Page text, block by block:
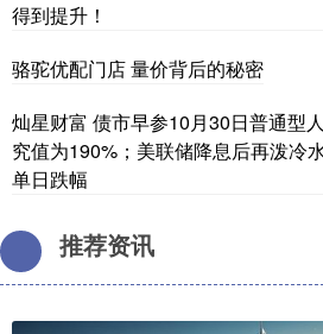
得到提升！
骆驼优配门店 量价背后的秘密
灿星财富 债市早参10月30日普通型
究值为190%；美联储降息后再泼冷
单日跌幅
推荐资讯